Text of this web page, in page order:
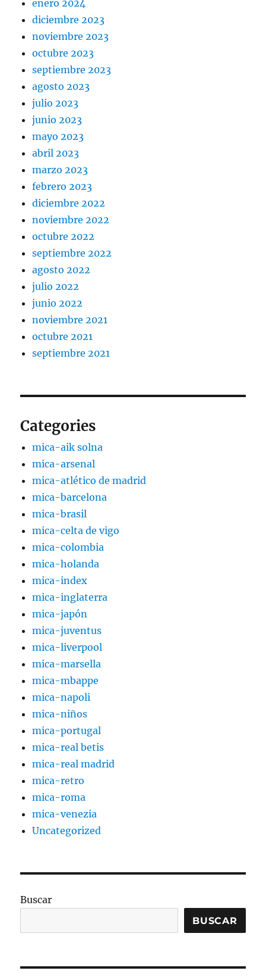
enero 2024
diciembre 2023
noviembre 2023
octubre 2023
septiembre 2023
agosto 2023
julio 2023
junio 2023
mayo 2023
abril 2023
marzo 2023
febrero 2023
diciembre 2022
noviembre 2022
octubre 2022
septiembre 2022
agosto 2022
julio 2022
junio 2022
noviembre 2021
octubre 2021
septiembre 2021
Categories
mica-aik solna
mica-arsenal
mica-atlético de madrid
mica-barcelona
mica-brasil
mica-celta de vigo
mica-colombia
mica-holanda
mica-index
mica-inglaterra
mica-japón
mica-juventus
mica-liverpool
mica-marsella
mica-mbappe
mica-napoli
mica-niños
mica-portugal
mica-real betis
mica-real madrid
mica-retro
mica-roma
mica-venezia
Uncategorized
Buscar
BUSCAR